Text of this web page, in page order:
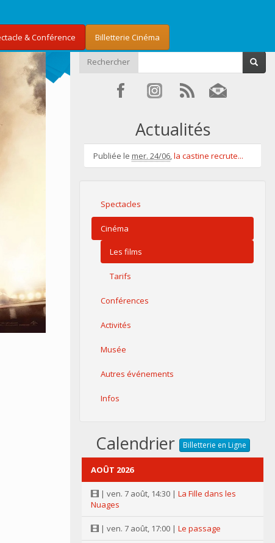
& Conférence Billetterie Cinéma
Rechercher
Actualités
Publiée le mer. 24/06,la castine recrute...
Spectacles
Cinéma
Les films
Tarifs
Conférences
Activités
Musée
Autres événements
Infos
Calendrier Billetterie en Ligne
AOÛT 2026
| ven. 7 août, 14:30 | La Fille dans les
Nuages
| ven. 7 août, 17:00 | Le passage